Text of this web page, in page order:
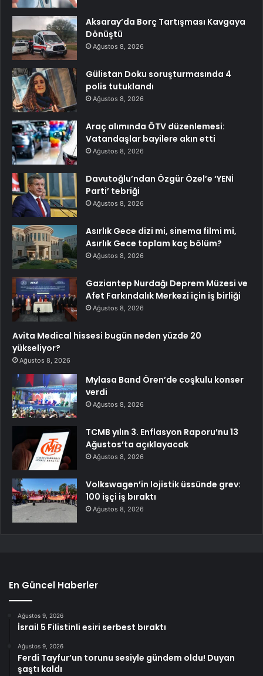
Aksaray’da Borç Tartışması Kavgaya
Dönüştü
Ağustos 8, 2026
Gülistan Doku soruşturmasında 4
polis tutuklandı
Ağustos 8, 2026
Araç alımında ÖTV düzenlemesi:
Vatandaşlar bayilere akın etti
Ağustos 8, 2026
Davutoğlu’ndan Özgür Özel’e ‘YENİ
Parti’ tebriği
Ağustos 8, 2026
Asırlık Gece dizi mi, sinema filmi mi,
Asırlık Gece toplam kaç bölüm?
Ağustos 8, 2026
Gaziantep Nurdağı Deprem Müzesi ve
Afet Farkındalık Merkezi için iş birliği
Ağustos 8, 2026
Avita Medical hissesi bugün neden yüzde 20
yükseliyor?
Ağustos 8, 2026
Mylasa Band Ören’de coşkulu konser
verdi
Ağustos 8, 2026
TCMB yılın 3. Enflasyon Raporu’nu 13
Ağustos’ta açıklayacak
Ağustos 8, 2026
Volkswagen’in lojistik üssünde grev:
100 işçi iş bıraktı
Ağustos 8, 2026
En Güncel Haberler
Ağustos 9, 2026
İsrail 5 Filistinli esiri serbest bıraktı
Ağustos 9, 2026
Ferdi Tayfur’un torunu sesiyle gündem oldu! Duyan
şaştı kaldı